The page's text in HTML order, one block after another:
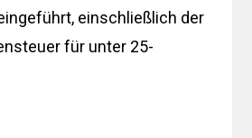
einschließlich der
für unter 25-